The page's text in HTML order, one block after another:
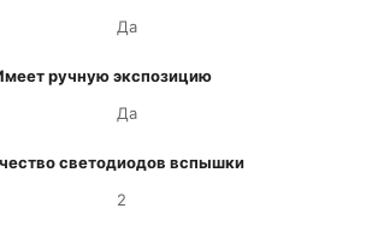
Да
ручную экспозицию
Да
светодиодов вспышки
2